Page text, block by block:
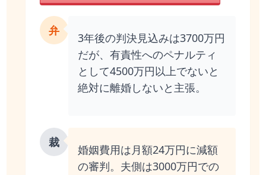
弁
3年後の判決見込みは3700万円
だが、有責性へのペナルティ
として4500万円以上でないと
絶対に離婚しないと主張。
裁
婚姻費用は月額24万円に減額
の審判。夫側は3000万円での